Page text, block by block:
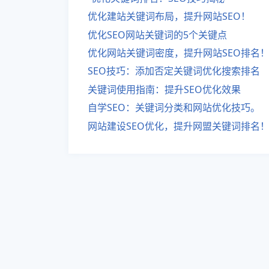
优化建站关键词布局，提升网站SEO！
优化SEO网站关键词的5个关键点
优化网站关键词密度，提升网站SEO排名！
SEO技巧：添加否定关键词优化搜索排名
关键词使用指南：提升SEO优化效果
自学SEO：关键词分类和网站优化技巧。
网站建设SEO优化，提升网盟关键词排名！